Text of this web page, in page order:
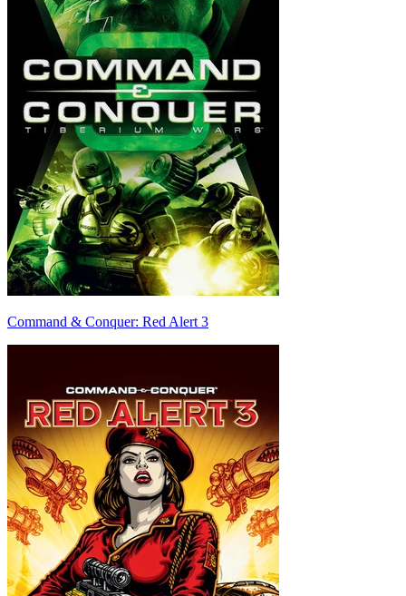
Command & Conquer: Red Alert 3